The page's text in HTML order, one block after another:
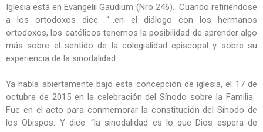
Iglesia está en Evangelii Gaudium (Nro 246). Cuando refiriéndose
a los ortodoxos dice: “…en el diálogo con los hermanos
ortodoxos, los católicos tenemos la posibilidad de aprender algo
más sobre el sentido de la colegialidad episcopal y sobre su
experiencia de la sinodalidad.
Ya habla abiertamente bajo esta concepción de iglesia, el 17 de
octubre de 2015 en la celebración del Sínodo sobre la Familia.
Fue en el acto para conmemorar la constitución del Sínodo de
los Obispos. Y dice: “la sinodalidad es lo que Dios espera de